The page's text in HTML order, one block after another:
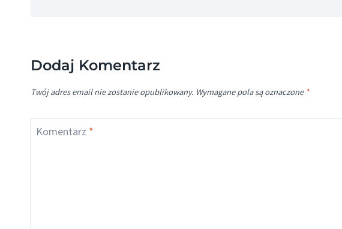
Dodaj Komentarz
Twój adres email nie zostanie opublikowany. Wymagane pola są oznaczone *
Komentarz *